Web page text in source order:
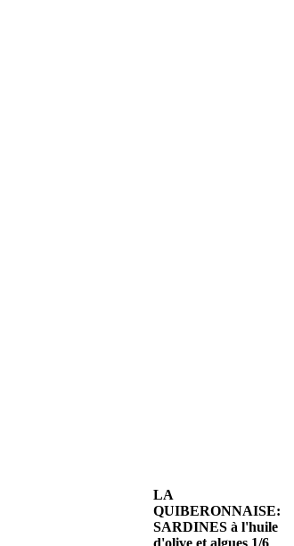
LA
QUIBERONNAISE:
SARDINES à l'huile
d'olive et algues 1/6